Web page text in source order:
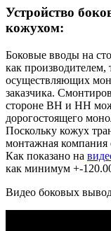
Устройство
кожухом:
Боковые вводы на
как
осуществляющих
заказчика.
стороне ВН и НН
дорогостоящего
Поскольку кожух
монтажная компания
Как показано на
как минимум +-
Видео боковых